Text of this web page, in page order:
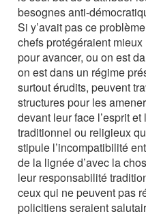
besognes anti-
Si y’avait pas ce
chefs protégéraient
pour avancer, ou on est
on est dans un régime
surtout érudits, peuvent
structures pour les
devant leur face l’esprit
traditionnel ou religieux
stipule l’incompatibilité
de la lignée d’avec la
leur responsabilité
ceux qui ne peuvent pas
policitiens seraient